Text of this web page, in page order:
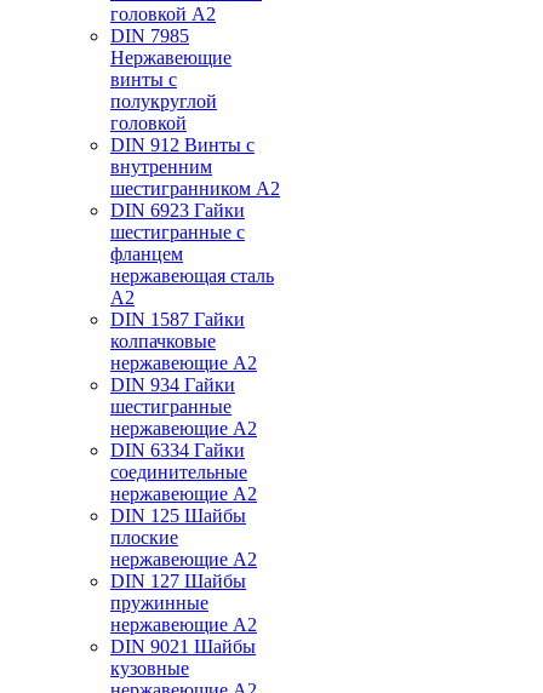
головкой А2
DIN 7985
Нержавеющие
винты с
полукруглой
головкой
DIN 912 Винты с
внутренним
шестигранником А2
DIN 6923 Гайки
шестигранные с
фланцем
нержавеющая сталь
А2
DIN 1587 Гайки
колпачковые
нержавеющие А2
DIN 934 Гайки
шестигранные
нержавеющие А2
DIN 6334 Гайки
соединительные
нержавеющие А2
DIN 125 Шайбы
плоские
нержавеющие А2
DIN 127 Шайбы
пружинные
нержавеющие А2
DIN 9021 Шайбы
кузовные